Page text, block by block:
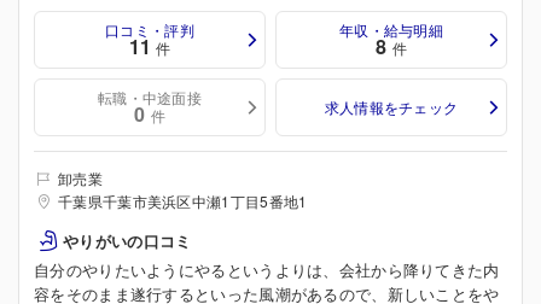
口コミ・評判
11 件
年収・給与明細
8 件
転職・中途面接
0 件 求人情報をチェック
卸売業
千葉県千葉市美浜区中瀬1丁目5番地1
やりがいの口コミ
自分のやりたいようにやるというよりは、会社から降りてきた内
容をそのまま遂行するといった風潮があるので、新しいことをや